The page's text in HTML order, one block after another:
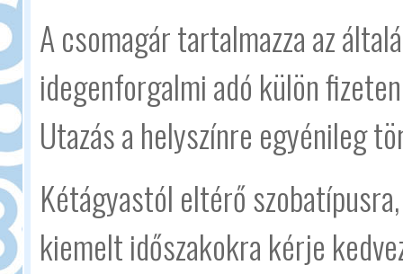
A csomagár tartalmazza az
idegenforgalmi adó külön
Utazás a helyszínre egyénileg
Kétágyastól eltérő
kiemelt időszakokra kérje